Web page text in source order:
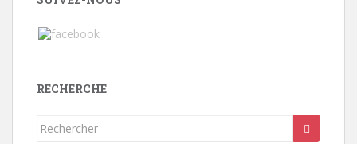
RECHERCHE
Rechercher...